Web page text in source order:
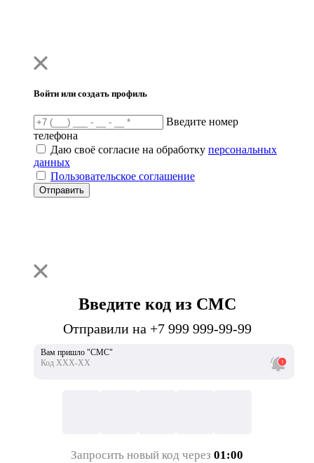
Войти или создать профиль
Введите номер
телефона
Даю своё согласие на обработку персональных
данных
Пользовательское соглашение
Отправить
Введите код из СМС
Отправили на +7 999 999-99-99
Вам пришло "СМС"
Код ХХХ-ХХ
Запросить новый код через 01:00